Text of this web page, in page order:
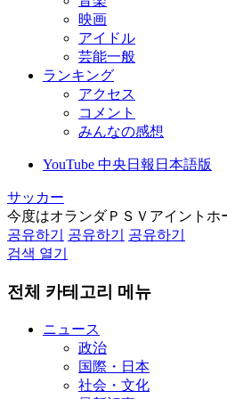
映画
アイドル
芸能一般
ランキング
アクセス
コメント
みんなの感想
YouTube 中央日報日本語版
サッカー
今度はオランダＰＳＶアイント
공유하기
공유하기
공유하기
검색 열기
전체 카테고리 메뉴
ニュース
政治
国際・日本
社会・文化